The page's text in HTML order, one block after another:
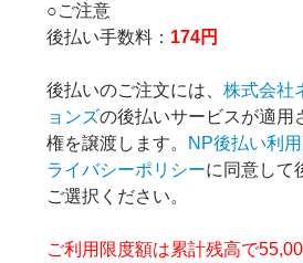
○ご注意
後払い手数料： 174円
後払いのご注文には、 株式会社
ョンズの後払いサービスが適用
権を譲渡します。
NP後払い利
ライバシーポリシーに同意して
ご選択ください。
ご利用限度額は累計残高で